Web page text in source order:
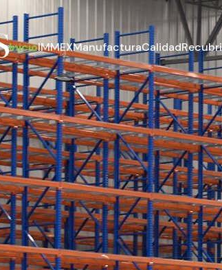
InicioIMMEXManufacturaCalidad